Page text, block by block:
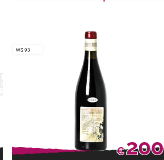
WS 93
€200